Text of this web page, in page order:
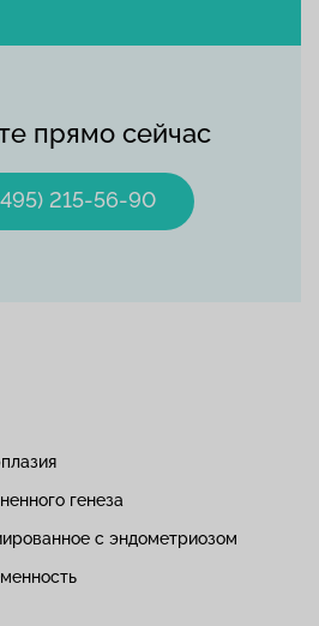
прямо сейчас
215-56-90
генеза
с эндометриозом